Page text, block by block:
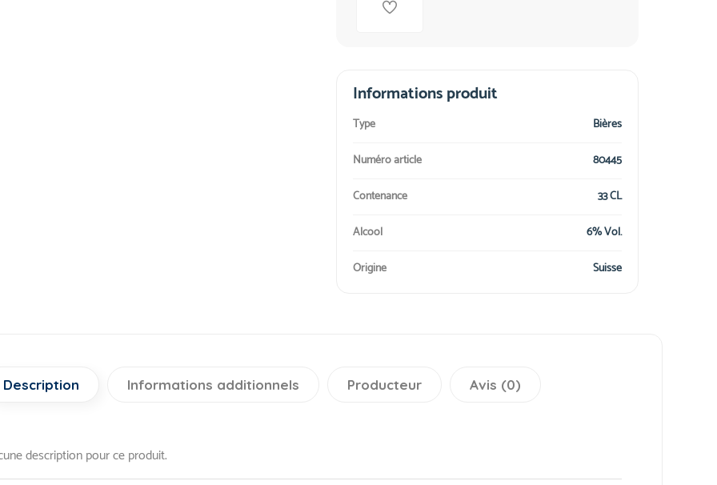
Informations produit
Type
Bières
Numéro article
80445
Contenance
33 CL
Alcool
6% Vol.
Origine
Suisse
Description Informations additionnels Producteur Avis (0)
description pour ce produit.